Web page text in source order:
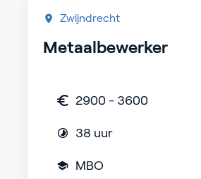
Zwijndrecht
Metaalbewerker
2900 - 3600
38 uur
MBO